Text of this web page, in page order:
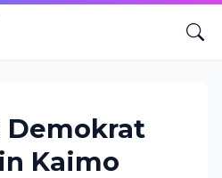
Demokrat
Kaimo